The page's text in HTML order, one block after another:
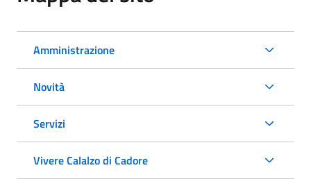
Amministrazione
Novità
Servizi
Vivere Calalzo di Cadore